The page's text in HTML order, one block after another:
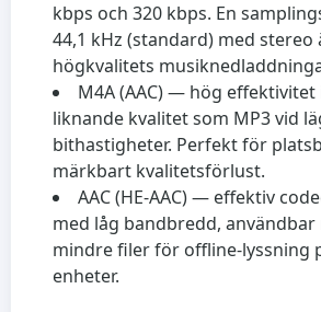
kbps och 320 kbps. En
44,1 kHz (standard) med
högkvalitets
M4A (AAC) — hög effektivitet
liknande kvalitet som MP3 vid
bithastigheter. Perfekt för
märkbart kvalitetsförlust.
AAC (HE-AAC) — effektiv
med låg bandbredd,
mindre filer för offline-lyssning
enheter.